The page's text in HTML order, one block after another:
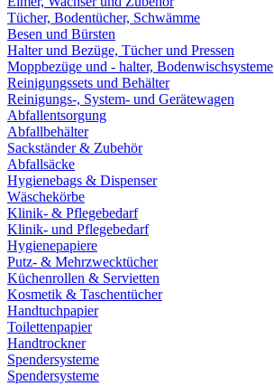
Tücher, Bodentücher, Schwämme
Besen und Bürsten
Halter und Bezüge, Tücher und Pressen
Moppbezüge und - halter, Bodenwischsysteme
Reinigungssets und Behälter
Reinigungs-, System- und Gerätewagen
Abfallentsorgung
Abfallbehälter
Sackständer & Zubehör
Abfallsäcke
Hygienebags & Dispenser
Wäschekörbe
Klinik- & Pflegebedarf
Klinik- und Pflegebedarf
Hygienepapiere
Putz- & Mehrzwecktücher
Küchenrollen & Servietten
Kosmetik & Taschentücher
Handtuchpapier
Toilettenpapier
Handtrockner
Spendersysteme
Spendersysteme